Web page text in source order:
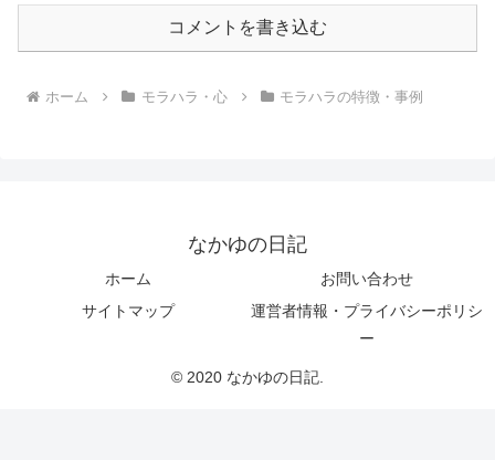
コメントを書き込む
ホーム モラハラ・心 モラハラの特徴・事例
なかゆの日記
ホーム
お問い合わせ
サイトマップ
運営者情報・プライバシーポリシ
ー
© 2020 なかゆの日記.